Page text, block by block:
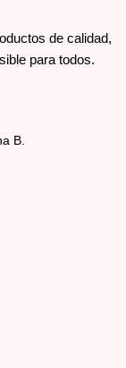
de calidad,
para todos.
B.